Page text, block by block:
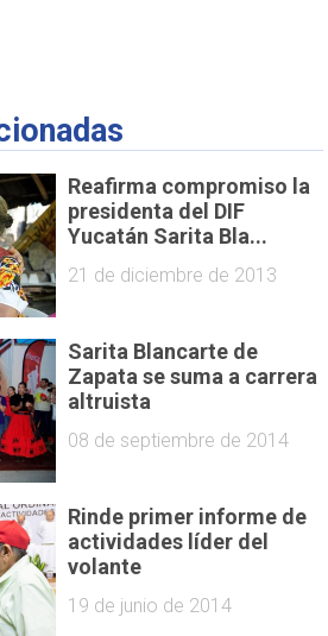
Reafirma compromiso la
presidenta del DIF
Yucatán Sarita Bla...
21 de diciembre de 2013
Sarita Blancarte de
Zapata se suma a carrera
altruista
08 de septiembre de 2014
Rinde primer informe de
actividades líder del
volante
19 de junio de 2014